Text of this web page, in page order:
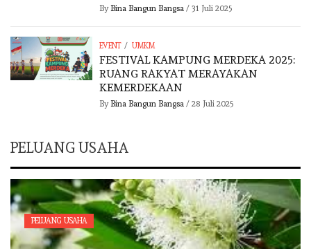
By Bina Bangun Bangsa/ 31 Juli 2025
EVENT / UMKM
FESTIVAL KAMPUNG MERDEKA 2025:
RUANG RAKYAT MERAYAKAN
KEMERDEKAAN
By Bina Bangun Bangsa/ 28 Juli 2025
PELUANG USAHA
PELUANG USAHA